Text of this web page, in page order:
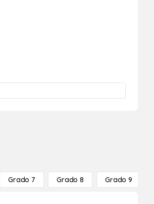
Grado 7 Grado 8 Grado 9